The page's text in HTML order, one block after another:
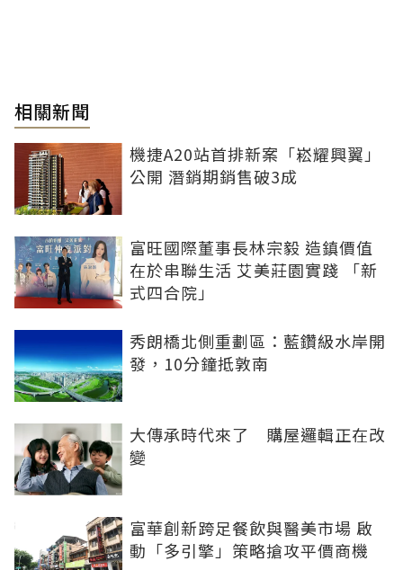
相關新聞
機捷A20站首排新案「崧耀興翼」
公開 潛銷期銷售破3成
富旺國際董事長林宗毅 造鎮價值
在於串聯生活 艾美莊園實踐 「新
式四合院」
秀朗橋北側重劃區：藍鑽級水岸開
發，10分鐘抵敦南
大傳承時代來了 購屋邏輯正在改
變
富華創新跨足餐飲與醫美市場 啟
動「多引擎」策略搶攻平價商機